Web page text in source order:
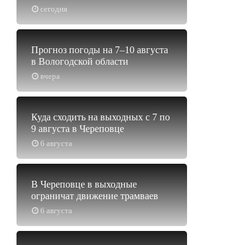
сегодня
вчера
Прогноз погоды на 7–10 августа
в Вологодской области
6 августа
Куда сходить на выходных с 7 по
9 августа в Череповце
6 августа
В Череповце в выходные
ограничат движение трамваев